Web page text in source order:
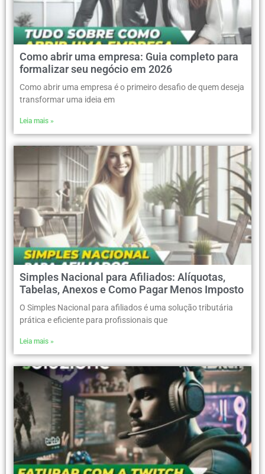
Como abrir uma empresa: Guia completo para
formalizar seu negócio em 2026
Como abrir uma empresa é o primeiro desafio de quem deseja
transformar uma ideia em
Leia mais »
Simples Nacional para Afiliados: Alíquotas,
Tabelas, Anexos e Como Pagar Menos Imposto
O Simples Nacional para afiliados é uma solução tributária
prática e eficiente para profissionais que
Leia mais »